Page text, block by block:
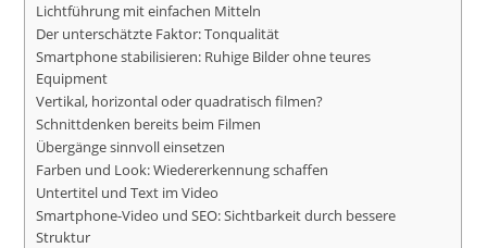
Lichtführung mit einfachen Mitteln
Der unterschätzte Faktor: Tonqualität
Smartphone stabilisieren: Ruhige Bilder ohne teures
Equipment
Vertikal, horizontal oder quadratisch filmen?
Schnittdenken bereits beim Filmen
Übergänge sinnvoll einsetzen
Farben und Look: Wiedererkennung schaffen
Untertitel und Text im Video
Smartphone-Video und SEO: Sichtbarkeit durch bessere
Struktur